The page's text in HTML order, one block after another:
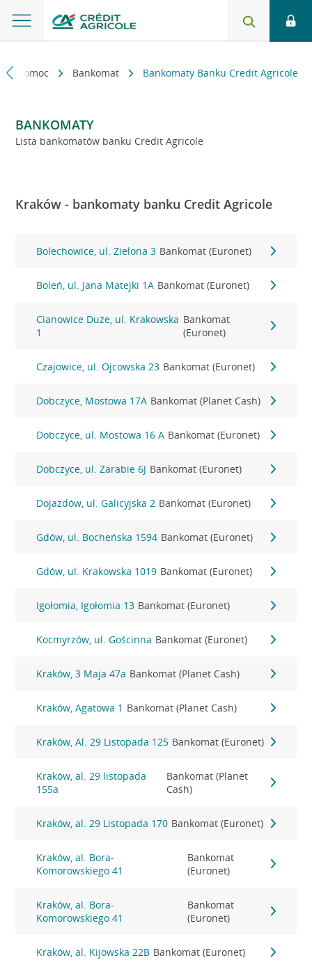
i pomoc Bankomat Bankomaty Banku Credit Agricole
BANKOMATY
Lista bankomatów banku Credit Agricole
Kraków - bankomaty banku Credit Agricole
Bolechowice, ul. Zielona 3 Bankomat (Euronet)
Boleń, ul. Jana Matejki 1A Bankomat (Euronet)
Cianowice Duże, ul. Krakowska
1
Bankomat
(Euronet)
Czajowice, ul. Ojcowska 23 Bankomat (Euronet)
Dobczyce, Mostowa 17A Bankomat (Planet Cash)
Dobczyce, ul. Mostowa 16 A Bankomat (Euronet)
Dobczyce, ul. Zarabie 6J Bankomat (Euronet)
Dojazdów, ul. Galicyjska 2 Bankomat (Euronet)
Gdów, ul. Bocheńska 1594 Bankomat (Euronet)
Gdów, ul. Krakowska 1019 Bankomat (Euronet)
Igołomia, Igołomia 13 Bankomat (Euronet)
Kocmyrzów, ul. Gościnna Bankomat (Euronet)
Kraków, 3 Maja 47a Bankomat (Planet Cash)
Kraków, Agatowa 1 Bankomat (Planet Cash)
Kraków, Al. 29 Listopada 125 Bankomat (Euronet)
Kraków, al. 29 listopada
155a
Bankomat (Planet
Cash)
Kraków, al. 29 Listopada 170 Bankomat (Euronet)
Kraków, al. Bora-
Komorowskiego 41
Bankomat
(Euronet)
Kraków, al. Bora-
Komorowskiego 41
Bankomat
(Euronet)
Kraków, al. Kijowska 22B Bankomat (Euronet)